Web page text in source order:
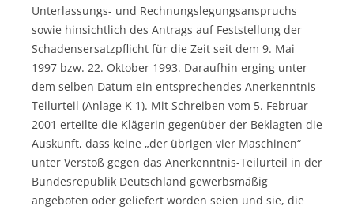
Unterlassungs- und Rechnungslegungsanspruchs
sowie hinsichtlich des Antrags auf Feststellung der
Schadensersatzpflicht für die Zeit seit dem 9. Mai
1997 bzw. 22. Oktober 1993. Daraufhin erging unter
dem selben Datum ein entsprechendes Anerkenntnis-
Teilurteil (Anlage K 1). Mit Schreiben vom 5. Februar
2001 erteilte die Klägerin gegenüber der Beklagten die
Auskunft, dass keine „der übrigen vier Maschinen“
unter Verstoß gegen das Anerkenntnis-Teilurteil in der
Bundesrepublik Deutschland gewerbsmäßig
angeboten oder geliefert worden seien und sie, die